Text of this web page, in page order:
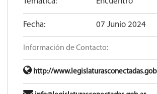
Fecha: 07 Junio 2024
Información de Contacto:
http://